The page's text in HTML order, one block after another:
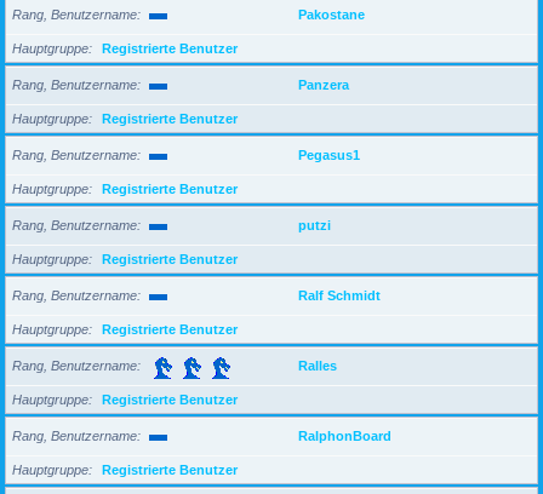
Rang, Benutzername Pakostane
Hauptgruppe Registrierte Benutzer
Rang, Benutzername Panzera
Hauptgruppe Registrierte Benutzer
Rang, Benutzername Pegasus1
Hauptgruppe Registrierte Benutzer
Rang, Benutzername putzi
Hauptgruppe Registrierte Benutzer
Rang, Benutzername Ralf Schmidt
Hauptgruppe Registrierte Benutzer
Rang, Benutzername Ralles
Hauptgruppe Registrierte Benutzer
Rang, Benutzername RalphonBoard
Hauptgruppe Registrierte Benutzer